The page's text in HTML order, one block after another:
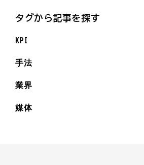
タグから記事を探す
KPI
手法
業界
媒体